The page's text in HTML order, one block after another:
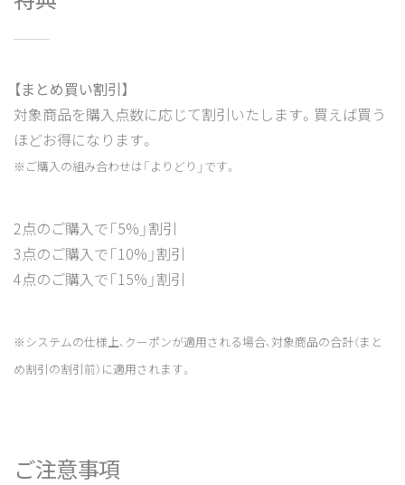
【まとめ買い割引】
対象商品を購入点数に応じて割引いたします。買えば買う
ほどお得になります。
※ご購入の組み合わせは「よりどり」です。
2点のご購入で「5%」割引
3点のご購入で「10%」割引
4点のご購入で「15%」割引
※システムの仕様上、クーポンが適用される場合、対象商品の合計（まと
め割引の割引前）に適用されます。
ご注意事項